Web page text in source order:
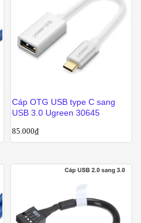
Cáp OTG USB type C sang
USB 3.0 Ugreen 30645
85.000₫